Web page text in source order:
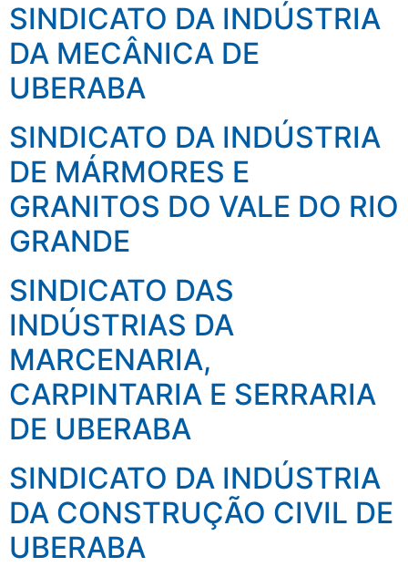
SINDICATO DA INDÚSTRIA
DA MECÂNICA DE
UBERABA
SINDICATO DA INDÚSTRIA
DE MÁRMORES E
GRANITOS DO VALE DO RIO
GRANDE
SINDICATO DAS
INDÚSTRIAS DA
MARCENARIA,
CARPINTARIA E SERRARIA
DE UBERABA
SINDICATO DA INDÚSTRIA
DA CONSTRUÇÃO CIVIL DE
UBERABA